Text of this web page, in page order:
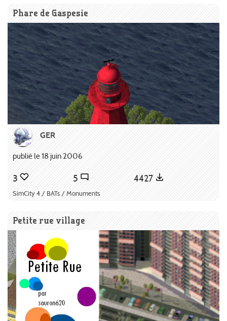
Phare de Gaspesie
GER
publié le 18 juin 2006
3 5 4427
SimCity 4 / BATs / Monuments
Petite rue village